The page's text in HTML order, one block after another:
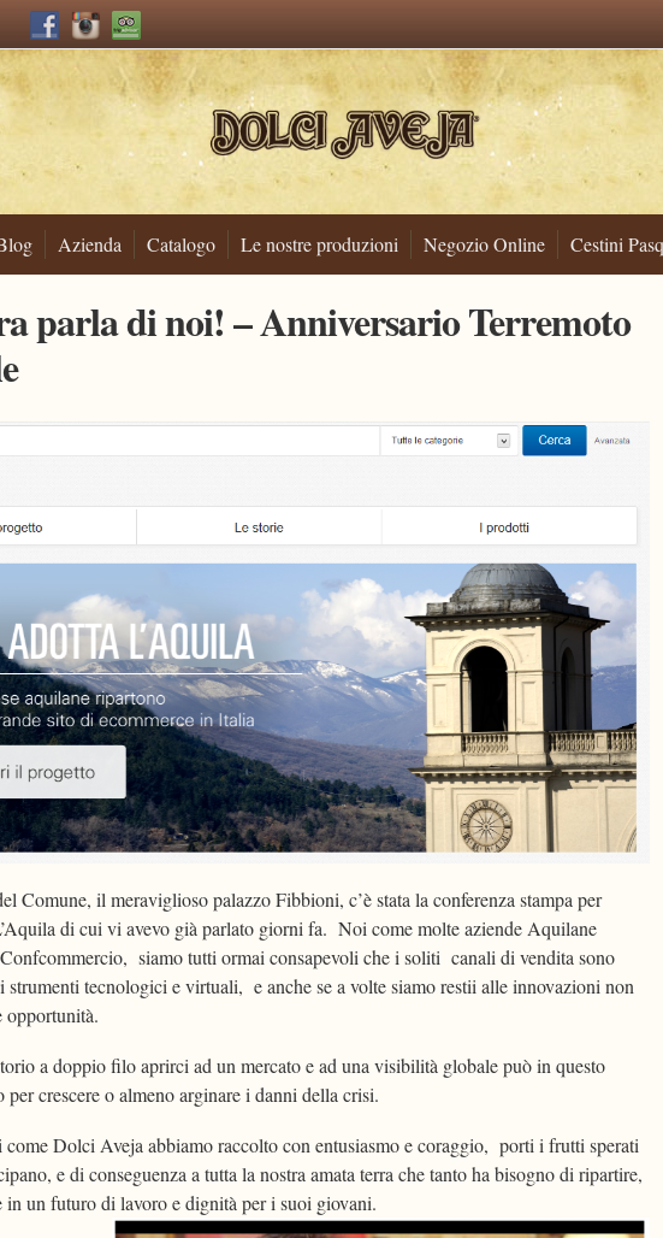
Azienda Catalogo Le nostre produzioni Negozio Online Cestini
parla di noi! – Anniversario Terremoto
Comune, il meraviglioso palazzo Fibbioni, c’è stata la conferenza stampa per
di cui vi avevo già parlato giorni fa. Noi come molte aziende Aquilane
siamo tutti ormai consapevoli che i soliti canali di vendita sono
strumenti tecnologici e virtuali, e anche se a volte siamo restii alle innovazioni non
opportunità.
a doppio filo aprirci ad un mercato e ad una visibilità globale può in questo
crescere o almeno arginare i danni della crisi.
come Dolci Aveja abbiamo raccolto con entusiasmo e coraggio, porti i frutti sperati
e di conseguenza a tutta la nostra amata terra che tanto ha bisogno di ripartire,
in un futuro di lavoro e dignità per i suoi giovani.